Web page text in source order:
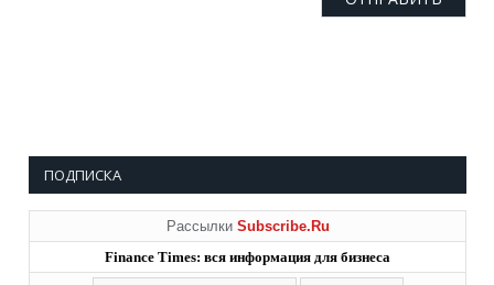
ПОДПИСКА
Рассылки Subscribe.Ru
Finance Times: вся информация для бизнеса